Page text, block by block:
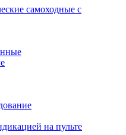
самоходные с
на пульте